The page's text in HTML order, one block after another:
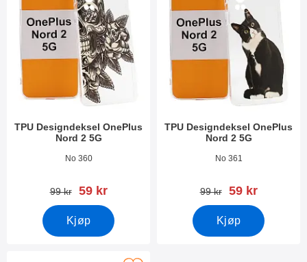
TPU Designdeksel OnePlus
Nord 2 5G
Varenummer 41569
No 360
gammel pris
99 kr ny pris
59 kr
Kjøp
TPU Designdeksel OnePlus
Nord 2 5G
Varenummer 41568
No 361
gammel pris
99 kr ny pris
59 kr
Kjøp